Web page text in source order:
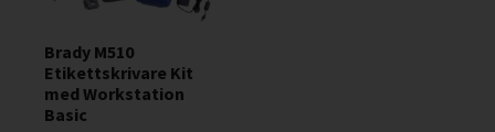
Brady M510
Etikettskrivare Kit
med Workstation
Basic